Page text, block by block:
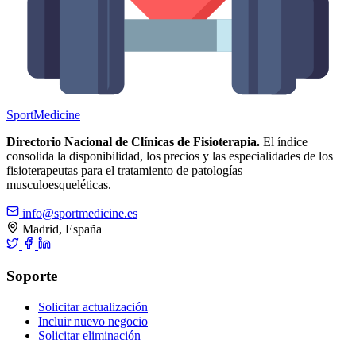
SportMedicine
Directorio Nacional de Clínicas de Fisioterapia. El índice
consolida la disponibilidad, los precios y las especialidades de los
fisioterapeutas para el tratamiento de patologías
musculoesqueléticas.
info@sportmedicine.es
Madrid, España
Soporte
Solicitar actualización
Incluir nuevo negocio
Solicitar eliminación